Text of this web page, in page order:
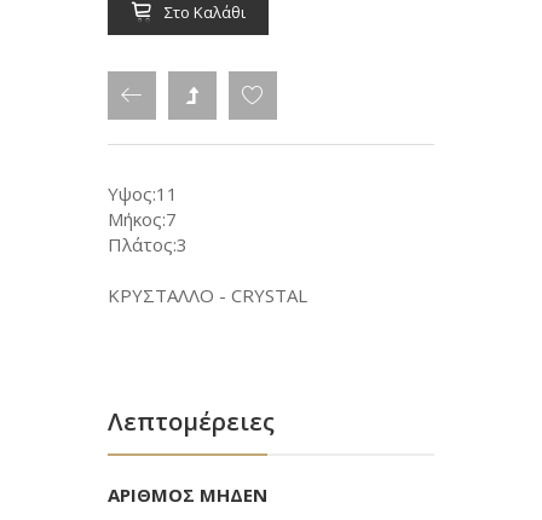
Στο Καλάθι
Υψος:11
Μήκος:7
Πλάτος:3
ΚΡΥΣΤΑΛΛΟ - CRYSTAL
Λεπτομέρειες
ΑΡΙΘΜΟΣ ΜΗΔΕΝ